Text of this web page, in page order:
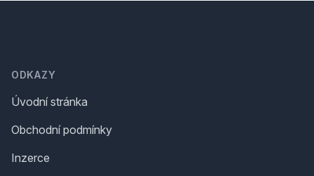
ODKAZY
Úvodní stránka
Obchodní podmínky
Inzerce